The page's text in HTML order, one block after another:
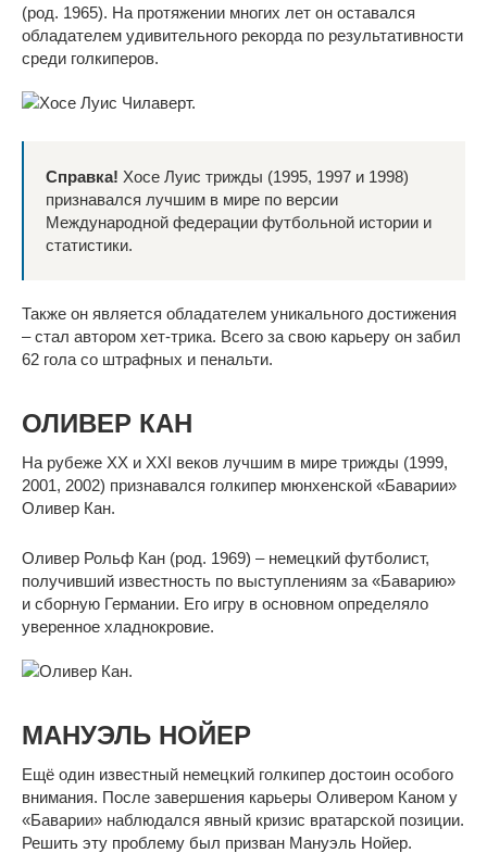
(род. 1965). На протяжении многих лет он оставался
обладателем удивительного рекорда по результативности
среди голкиперов.
Справка! Хосе Луис трижды (1995, 1997 и 1998)
признавался лучшим в мире по версии
Международной федерации футбольной истории и
статистики.
Также он является обладателем уникального достижения
– стал автором хет-трика. Всего за свою карьеру он забил
62 гола со штрафных и пенальти.
ОЛИВЕР КАН
На рубеже ХХ и ХХI веков лучшим в мире трижды (1999,
2001, 2002) признавался голкипер мюнхенской «Баварии»
Оливер Кан.
Оливер Рольф Кан (род. 1969) – немецкий футболист,
получивший известность по выступлениям за «Баварию»
и сборную Германии. Его игру в основном определяло
уверенное хладнокровие.
МАНУЭЛЬ НОЙЕР
Ещё один известный немецкий голкипер достоин особого
внимания. После завершения карьеры Оливером Каном у
«Баварии» наблюдался явный кризис вратарской позиции.
Решить эту проблему был призван Мануэль Нойер.